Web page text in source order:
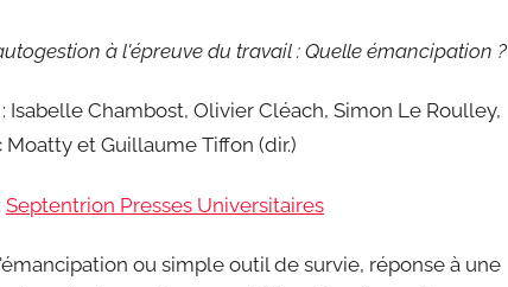
à l'épreuve du travail : Quelle émancipation ?
Isabelle Chambost, Olivier Cléach, Simon Le Roulley,
Moatty et Guillaume Tiffon (dir.)
Septentrion Presses Universitaires
ou simple outil de survie, réponse à une